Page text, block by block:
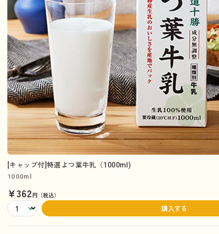
[キャップ付]特選よつ葉牛乳（1000ml)
1000ml
¥362円（税込）
購入する